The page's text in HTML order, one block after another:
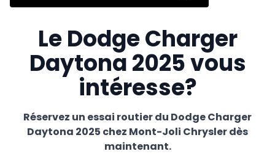
Le Dodge Charger
Daytona 2025 vous
intéresse?
Réservez un essai routier du Dodge Charger
Daytona 2025 chez Mont-Joli Chrysler dès
maintenant.